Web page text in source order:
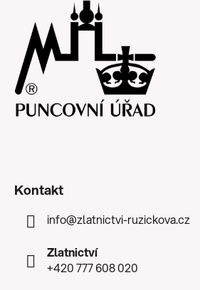
Kontakt
info@zlatnictvi-ruzickova.cz
Zlatnictví
+420 777 608 020